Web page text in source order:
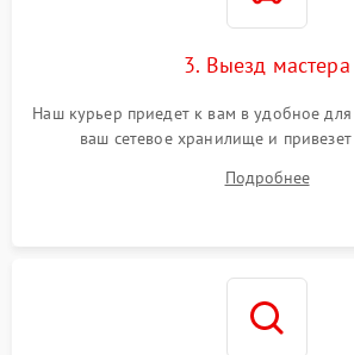
3. Выезд мастера
Наш курьер приедет к вам в удобное для
ваш сетевое хранилище и
Подробнее